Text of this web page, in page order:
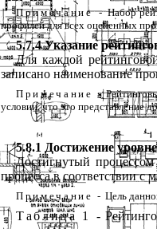
Примечание - Набор
профилей для всех оцененных
5.7.4Указание
Для каждой
записано наименование
Примечание -
условии,что это представление
5.8.1 Достижение
Достигнутый процессом
процесса в соответствии с
Примечание - Цель
Таблица 1 -